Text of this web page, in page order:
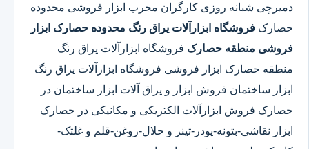
دمیرچی شبانه روزی کارگران مجرب ابزار فروشی محدوده
حصارک فروشگاه ابزارآلات یراق رنگ محدوده حصارک ابزار
فروشی منطقه حصارک فروشگاه ابزارآلات یراق رنگ
منطقه حصارک ابزار فروشی فروشگاه ابزارآلات یراق رنگ
ابزار ساختمان فروش ابزار و یراق آلات ابزار ساختمان در
حصارک فروش ابزارآلات الکتریکی و مکانیکی در حصارک
ابزار نقاشی-بتونه-پودر-تینر و حلال-روغن-قلم و غلتک-